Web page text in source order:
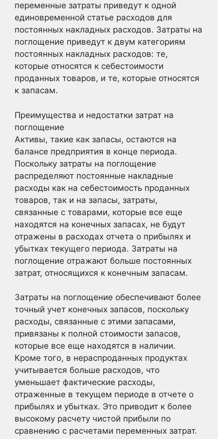
переменные затраты приведут к одной
единовременной статье расходов для
постоянных накладных расходов. Затраты на
поглощение приведут к двум категориям
постоянных накладных расходов: те,
которые относятся к себестоимости
проданных товаров, и те, которые относятся
к запасам.
Преимущества и недостатки затрат на
поглощение
Активы, такие как запасы, остаются на
балансе предприятия в конце периода.
Поскольку затраты на поглощение
распределяют постоянные накладные
расходы как на себестоимость проданных
товаров, так и на запасы, затраты,
связанные с товарами, которые все еще
находятся на конечных запасах, не будут
отражены в расходах отчета о прибылях и
убытках текущего периода. Затраты на
поглощение отражают больше постоянных
затрат, относящихся к конечным запасам.
Затраты на поглощение обеспечивают более
точный учет конечных запасов, поскольку
расходы, связанные с этими запасами,
привязаны к полной стоимости запасов,
которые все еще находятся в наличии.
Кроме того, в нераспроданных продуктах
учитывается больше расходов, что
уменьшает фактические расходы,
отраженные в текущем периоде в отчете о
прибылях и убытках. Это приводит к более
высокому расчету чистой прибыли по
сравнению с расчетами переменных затрат.